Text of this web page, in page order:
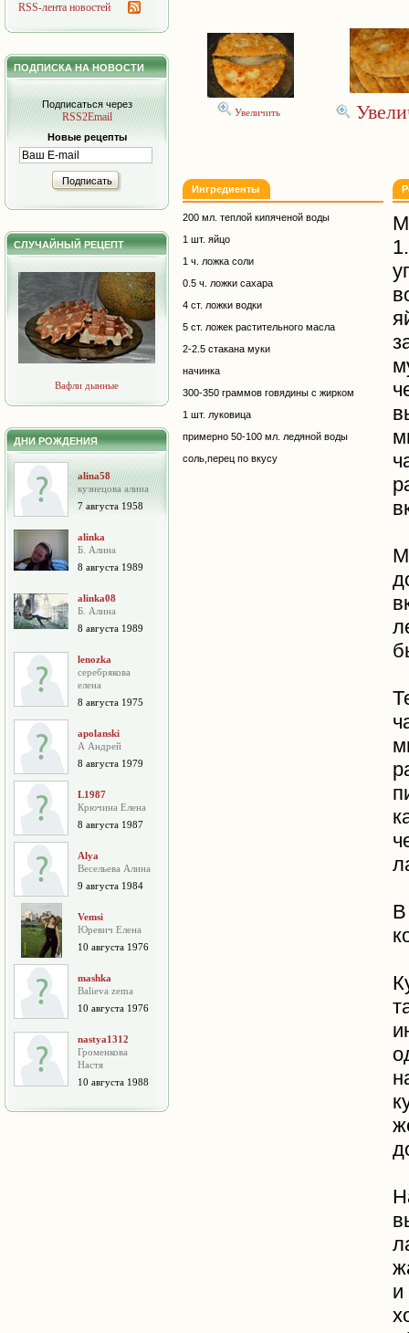
RSS-лента новостей
ПОДПИСКА НА НОВОСТИ
Подписаться через
RSS2Email
Новые рецепты
Подписать
СЛУЧАЙНЫЙ РЕЦЕПТ
Вафли дынные
ДНИ РОЖДЕНИЯ
alina58
кузнецова алина
7 августа 1958
alinka
Б. Алина
8 августа 1989
alinka08
Б. Алина
8 августа 1989
lenozka
серебрякова
елена
8 августа 1975
apolanski
А Андрей
8 августа 1979
L1987
Крючина Елена
8 августа 1987
Alya
Весельева Алина
9 августа 1984
Vemsi
Юревич Елена
10 августа 1976
mashka
Balieva zema
10 августа 1976
nastya1312
Громенкова
Настя
10 августа 1988
Увеличить
Ингредиенты
200 мл. теплой кипяченой воды
1 шт. яйцо
1 ч. ложка соли
0.5 ч. ложки сахара
4 ст. ложки водки
5 ст. ложек растительного масла
2-2.5 стакана муки
начинка
300-350 граммов говядины с жирком
1 шт. луковица
примерно 50-100 мл. ледяной воды
соль,перец по вкусу
В